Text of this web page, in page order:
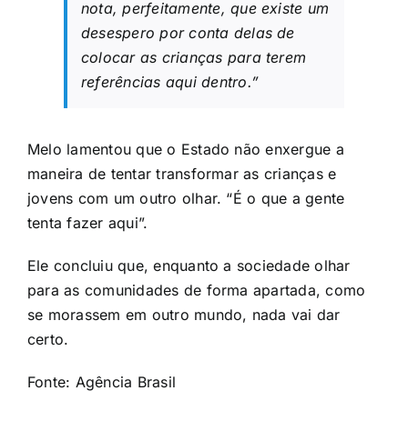
nota, perfeitamente, que existe um
desespero por conta delas de
colocar as crianças para terem
referências aqui dentro.”
Melo lamentou que o Estado não enxergue a
maneira de tentar transformar as crianças e
jovens com um outro olhar. “É o que a gente
tenta fazer aqui”.
Ele concluiu que, enquanto a sociedade olhar
para as comunidades de forma apartada, como
se morassem em outro mundo, nada vai dar
certo.
Fonte: Agência Brasil